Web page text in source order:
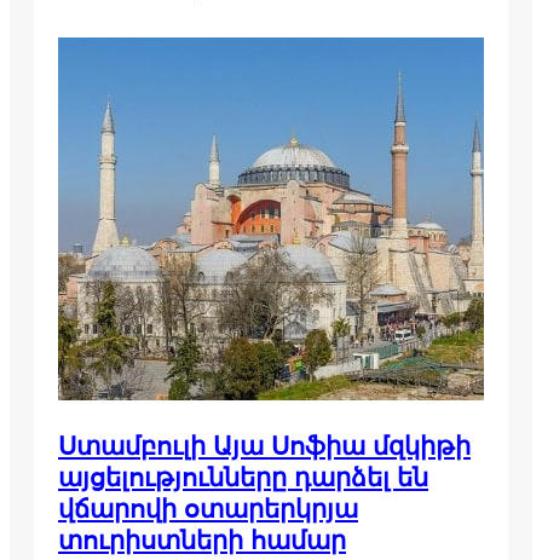
Ստամբուլի Այա Սոֆիա մզկիթի
այցելությունները դարձել են
վճարովի օտարերկրյա
տուրիստների համար